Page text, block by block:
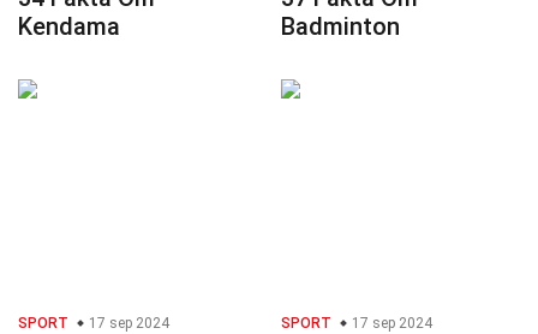
Kendama
Badminton
SPORT 17 sep 2024 SPORT 17 sep 2024